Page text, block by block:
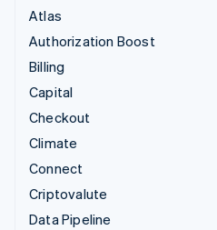
Atlas
Authorization Boost
Billing
Capital
Checkout
Climate
Connect
Criptovalute
Data Pipeline